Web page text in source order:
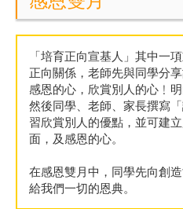
「培育正向宣基人」其中一
正向關係，老師先與同學分
感恩的心，欣賞別人的心﹗
然後同學、老師、家長撰寫
習欣賞別人的優點，並可建
面，及感恩的心。
在感恩雙月中，同學先向創
給我們一切的恩典。